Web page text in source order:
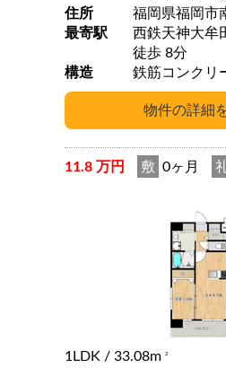
住所
福岡県福岡市
最寄駅
西鉄天神大牟
徒歩 8分
構造
鉄筋コンクリ
11.8 万円 敷 0ヶ月
1LDK / 33.08m 2